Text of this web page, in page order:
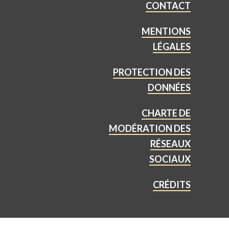
CONTACT
MENTIONS
LÉGALES
PROTECTION DES
DONNÉES
CHARTE DE
MODÉRATION DES
RÉSEAUX
SOCIAUX
CRÉDITS